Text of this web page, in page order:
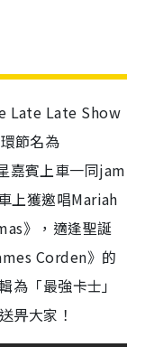
Late Late Show
節名為
嘉賓上車一同jam
上獲邀唱Mariah
》，適逢聖誕
Corden》的
「最強卡士」
畀大家！